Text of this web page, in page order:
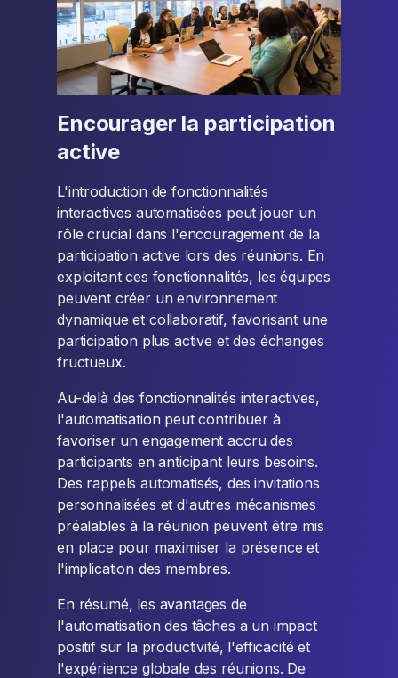
Encourager la participation
active
L'introduction de fonctionnalités
interactives automatisées peut jouer un
rôle crucial dans l'encouragement de la
participation active lors des réunions. En
exploitant ces fonctionnalités, les équipes
peuvent créer un environnement
dynamique et collaboratif, favorisant une
participation plus active et des échanges
fructueux.
Au-delà des fonctionnalités interactives,
l'automatisation peut contribuer à
favoriser un engagement accru des
participants en anticipant leurs besoins.
Des rappels automatisés, des invitations
personnalisées et d'autres mécanismes
préalables à la réunion peuvent être mis
en place pour maximiser la présence et
l'implication des membres.
En résumé, les avantages de
l'automatisation des tâches a un impact
positif sur la productivité, l'efficacité et
l'expérience globale des réunions. De